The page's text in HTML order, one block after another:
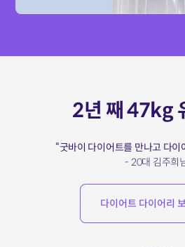
2년 째 47kg
“굿바이 다이어트를 만나고 다이
- 20대 김주희
다이어트 다이어리